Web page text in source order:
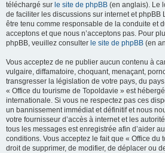
téléchargé sur le site de phpBB (en anglais). Le
de faciliter les discussions sur internet et phpBB
être tenu comme responsable de la conduite et
acceptons et que nous n’acceptons pas. Pour
phpBB, veuillez consulter le site de phpBB (en
Vous acceptez de ne publier aucun contenu à
vulgaire, diffamatoire, choquant, menaçant,
transgresser la législation de votre pays, du
« Office du tourisme de Topoldavie » est
internationale. Si vous ne respectez pas ces
un bannissement immédiat et définitif et nous
votre fournisseur d’accès à internet et les
tous les messages est enregistrée afin d’aider
conditions. Vous acceptez le fait que « Office du
droit de supprimer, de modifier, de déplacer ou